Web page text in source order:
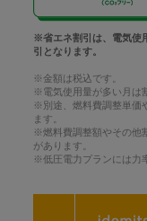
※省エネ割引は、電気使
引となります。
※金額は税込です。
※電気使用量が多い月は
※別途、燃料費調整単価
ます。
※燃料費調整額やその他
があります。
※低圧電力プランには力